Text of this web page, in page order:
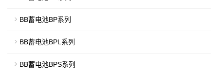
BB蓄电池BP系列
BB蓄电池BPL系列
BB蓄电池BPS系列